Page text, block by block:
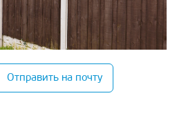
Отправить на почту